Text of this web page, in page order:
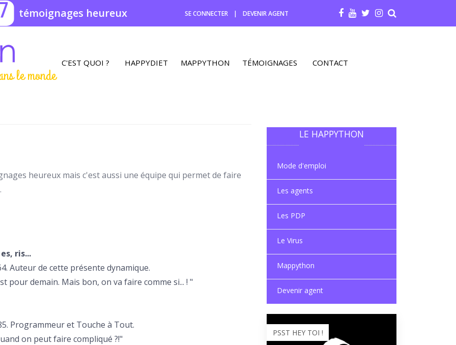
témoignages heureux SE CONNECTER | DEVENIR AGENT
le monde
C'EST QUOI ? HAPPYDIET MAPPYTHON TÉMOIGNAGES CONTACT
heureux mais c'est aussi une équipe qui permet de faire
ris...
Auteur de cette présente dynamique.
pour demain. Mais bon, on va faire comme si... ! "
Programmeur et Touche à Tout.
on peut faire compliqué ?!"
LE HAPPYTHON
Mode d'emploi
Les agents
Les PDP
Le Virus
Mappython
Devenir agent
PSST HEY TOI !